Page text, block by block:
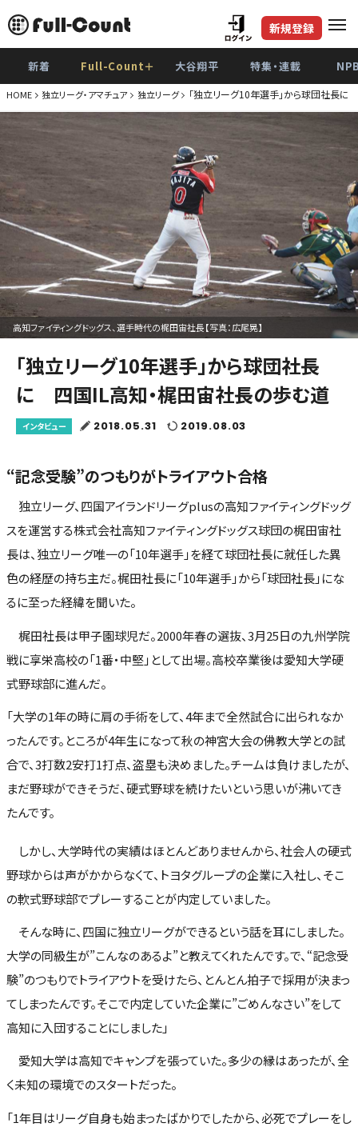
新規登録
新着 Full-Count＋ 大谷翔平 特集・連載
HOME 独立リーグ・アマチュア 独立リーグ 「独立リーグ10年選手」から球団社長
高知ファイティングドッグス、選手時代の梶田宙社長【写真：広尾晃】
「独立リーグ10年選手」から球団社長
に 四国IL高知・梶田宙社長の歩む道
インタビュー 2018.05.31 2019.08.03
“記念受験”のつもりがトライアウト合格
独立リーグ、四国アイランドリーグplusの高知ファイティングドッグ
スを運営する株式会社高知ファイティングドッグス球団の梶田宙社
長は、独立リーグ唯一の「10年選手」を経て球団社長に就任した異
色の経歴の持ち主だ。梶田社長に「10年選手」から「球団社長」にな
るに至った経緯を聞いた。
梶田社長は甲子園球児だ。2000年春の選抜、3月25日の九州学院
戦に享栄高校の「1番・中堅」として出場。高校卒業後は愛知大学硬
式野球部に進んだ。
「大学の1年の時に肩の手術をして、4年まで全然試合に出られなか
ったんです。ところが4年生になって秋の神宮大会の佛教大学との試
合で、3打数2安打1打点、盗塁も決めました。チームは負けましたが、
まだ野球ができそうだ、硬式野球を続けたいという思いが沸いてき
たんです。
しかし、大学時代の実績はほとんどありませんから、社会人の硬式
野球からは声がかからなくて、トヨタグループの企業に入社し、そこ
の軟式野球部でプレーすることが内定していました。
そんな時に、四国に独立リーグができるという話を耳にしました。
大学の同級生が”こんなのあるよ”と教えてくれたんです。で、“記念受
験”のつもりでトライアウトを受けたら、とんとん拍子で採用が決まっ
てしまったんです。そこで内定していた企業に”ごめんなさい”をして
高知に入団することにしました」
愛知大学は高知でキャンプを張っていた。多少の縁はあったが、全
く未知の環境でのスタートだった。
「1年目はリーグ自身も始まったばかりでしたから、必死でプレーをし